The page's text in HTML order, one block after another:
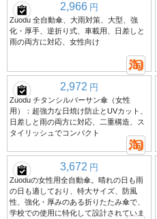
2,966 円
Zuodu 全自動傘、大雨対策、大型、強
化・厚手、逆折り式、車載用、日差しと
雨の両方に対応、女性向け
2,972 円
Zuodu チタンシルバーサン傘（女性
用）：超強力な日焼け防止とUVカット、
日差しと雨の両方に対応、二重構造、ス
タイリッシュでコンパクト
3,672 円
Zuoduの女性用全自動傘。晴れの日も雨
の日も適しており、特大サイズ、防風
性、強化・厚みのある折りたたみ傘で、
学校での使用に特化して設計されていま